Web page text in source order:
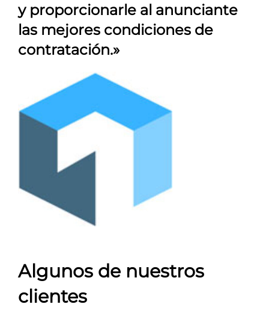
y proporcionarle al anunciante
las mejores condiciones de
contratación.»
Algunos de nuestros
clientes